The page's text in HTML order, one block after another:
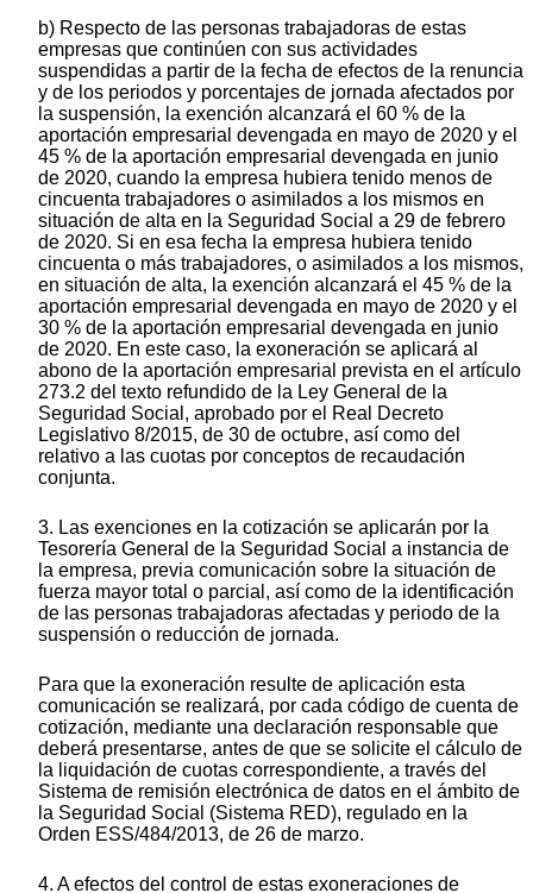
b) Respecto de las personas trabajadoras de estas
empresas que continúen con sus actividades
suspendidas a partir de la fecha de efectos de la renuncia
y de los periodos y porcentajes de jornada afectados por
la suspensión, la exención alcanzará el 60 % de la
aportación empresarial devengada en mayo de 2020 y el
45 % de la aportación empresarial devengada en junio
de 2020, cuando la empresa hubiera tenido menos de
cincuenta trabajadores o asimilados a los mismos en
situación de alta en la Seguridad Social a 29 de febrero
de 2020. Si en esa fecha la empresa hubiera tenido
cincuenta o más trabajadores, o asimilados a los mismos,
en situación de alta, la exención alcanzará el 45 % de la
aportación empresarial devengada en mayo de 2020 y el
30 % de la aportación empresarial devengada en junio
de 2020. En este caso, la exoneración se aplicará al
abono de la aportación empresarial prevista en el artículo
273.2 del texto refundido de la Ley General de la
Seguridad Social, aprobado por el Real Decreto
Legislativo 8/2015, de 30 de octubre, así como del
relativo a las cuotas por conceptos de recaudación
conjunta.
3. Las exenciones en la cotización se aplicarán por la
Tesorería General de la Seguridad Social a instancia de
la empresa, previa comunicación sobre la situación de
fuerza mayor total o parcial, así como de la identificación
de las personas trabajadoras afectadas y periodo de la
suspensión o reducción de jornada.
Para que la exoneración resulte de aplicación esta
comunicación se realizará, por cada código de cuenta de
cotización, mediante una declaración responsable que
deberá presentarse, antes de que se solicite el cálculo de
la liquidación de cuotas correspondiente, a través del
Sistema de remisión electrónica de datos en el ámbito de
la Seguridad Social (Sistema RED), regulado en la
Orden ESS/484/2013, de 26 de marzo.
4. A efectos del control de estas exoneraciones de